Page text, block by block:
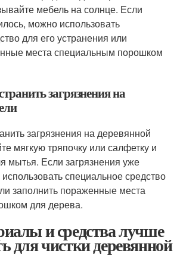
мебель на солнце. Если
можно использовать
для его устранения или
места специальным порошком
загрязнения на
загрязнения на деревянной
мягкую тряпочку или салфетку и
мытья. Если загрязнения уже
специальное средство
заполнить пораженные места
для дерева.
и средства лучше
для чистки деревянной